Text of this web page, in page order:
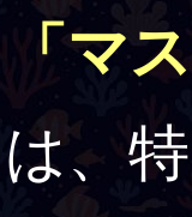
マ
は、